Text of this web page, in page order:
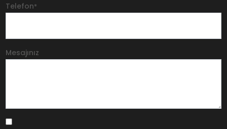
Telefon*
Mesajınız